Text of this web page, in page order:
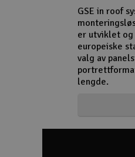
Kamerautstyr
Modelljernbane
Motor & tilbehør
GSE in roof
er utviklet
europeiske
valg av
lengde.